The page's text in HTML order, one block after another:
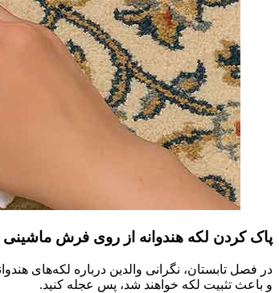
پاک کردن لکه هندوانه از روی فرش ماشینی
در فصل تابستان، نگرانی والدین درباره لکه‌های
و باعث تثبیت لکه خواهند شد، پس عجله کنید.